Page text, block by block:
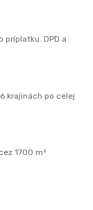
príplatku. DPD a
krajinách po celej
1700 m²